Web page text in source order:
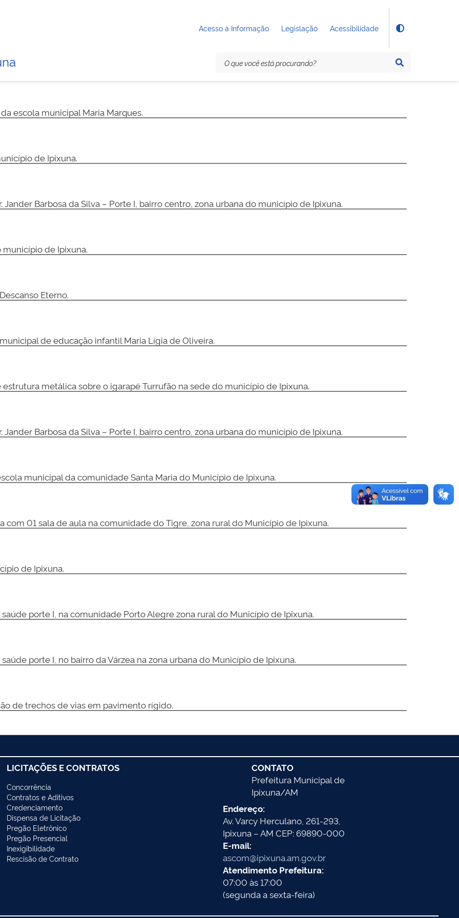
Acesso à Informação Legislação Acessibilidade
escola municipal Maria Marques.
de Ipixuna.
Barbosa da Silva – Porte I, bairro centro, zona urbana do município de Ipixuna.
de Ipixuna.
Eterno.
de educação infantil Maria Lígia de Oliveira.
metálica sobre o igarapé Turrufão na sede do município de Ipixuna.
Barbosa da Silva – Porte I, bairro centro, zona urbana do município de Ipixuna.
municipal da comunidade Santa Maria do Município de Ipixuna.
01 sala de aula na comunidade do Tigre, zona rural do Município de Ipixuna.
de Ipixuna.
porte I, na comunidade Porto Alegre zona rural do Município de Ipixuna.
porte I, no bairro da Várzea na zona urbana do Município de Ipixuna.
de trechos de vias em pavimento rígido.
LICITAÇÕES E CONTRATOS
Concorrência
Contratos e Aditivos
Credenciamento
Dispensa de Licitação
Pregão Eletrônico
Pregão Presencial
Inexigibilidade
Rescisão de Contrato
CONTATO
Prefeitura Municipal de
Ipixuna/AM
Endereço:
Av. Varcy Herculano, 261-293,
Ipixuna – AM CEP: 69890-000
E-mail:
ascom@ipixuna.am.gov.br
Atendimento Prefeitura:
07:00 às 17:00
(segunda a sexta-feira)